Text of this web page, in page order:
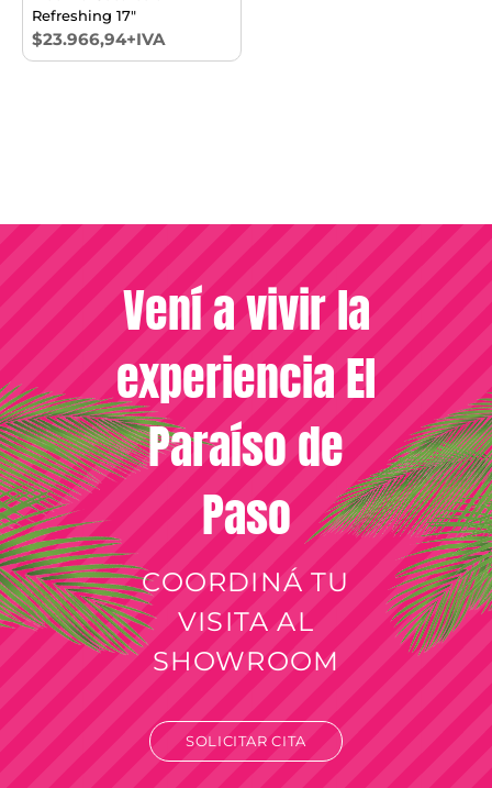
Refreshing 17"
$23.966,94+IVA
Vení a vivir la
experiencia El
Paraíso de
Paso
COORDINÁ TU
VISITA AL
SHOWROOM
SOLICITAR CITA